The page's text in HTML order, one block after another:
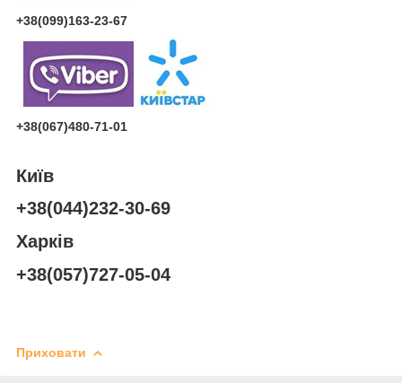
+38(099)163-23-67
+38(067)480-71-01
Київ
+38(044)232-30-69
Харків
+38(057)727-05-04
Приховати